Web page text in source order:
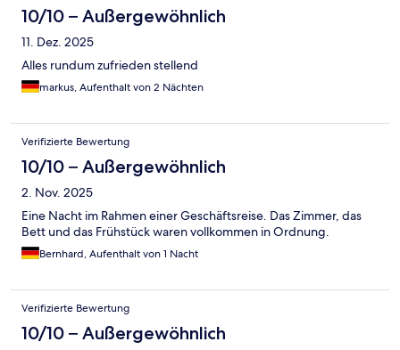
10/10 – Außergewöhnlich
11. Dez. 2025
Alles rundum zufrieden stellend
markus, Aufenthalt von 2 Nächten
Verifizierte Bewertung
10/10 – Außergewöhnlich
2. Nov. 2025
Eine Nacht im Rahmen einer Geschäftsreise. Das Zimmer, das
Bett und das Frühstück waren vollkommen in Ordnung.
Bernhard, Aufenthalt von 1 Nacht
Verifizierte Bewertung
10/10 – Außergewöhnlich